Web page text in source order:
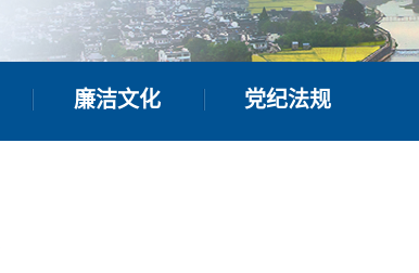
廉洁文化 党纪法规